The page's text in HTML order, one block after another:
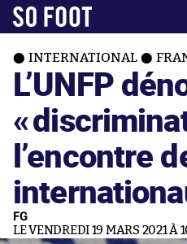
INTERNATIONAL
L’UNFP
«
l’encontre
FG
LE VENDREDI 19 MARS 2021 À